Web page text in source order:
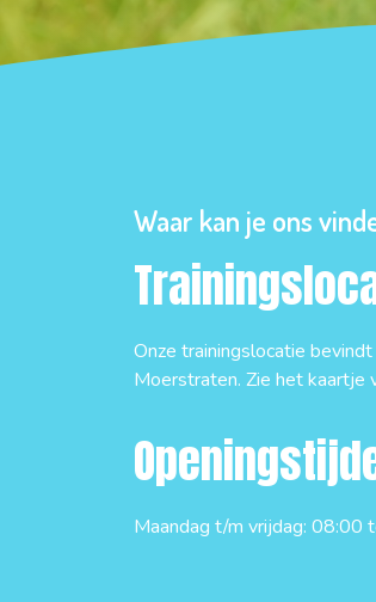
Waar kan je ons
Onze trainingslocatie
Moerstraten. Zie het kaartje
Maandag t/m vrijdag: